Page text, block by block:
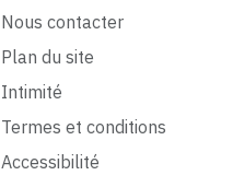
Nous contacter
Plan du site
Intimité
Termes et conditions
Accessibilité